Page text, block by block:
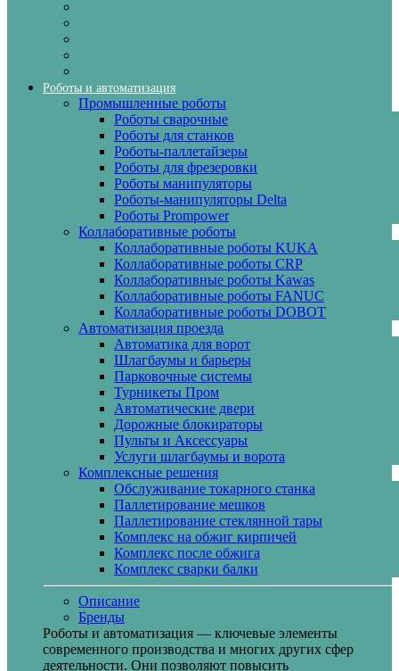
Роботы и автоматизация
Промышленные роботы
Роботы сварочные
Роботы для станков
Роботы-паллетайзеры
Роботы для фрезеровки
Роботы манипуляторы
Роботы-манипуляторы Delta
Роботы Prompower
Коллаборативные роботы
Коллаборативные роботы KUKA
Коллаборативные роботы CRP
Коллаборативные роботы Kawas
Коллаборативные роботы FANUC
Коллаборативные роботы DOBOT
Автоматизация проезда
Автоматика для ворот
Шлагбаумы и барьеры
Парковочные системы
Турникеты Пром
Автоматические двери
Дорожные блокираторы
Пульты и Аксессуары
Услуги шлагбаумы и ворота
Комплексные решения
Обслуживание токарного станка
Паллетирование мешков
Паллетирование стеклянной тары
Комплекс на обжиг кирпичей
Комплекс после обжига
Комплекс сварки балки
Описание
Бренды
Роботы и автоматизация — ключевые элементы
современного производства и многих других сфер
деятельности. Они позволяют повысить